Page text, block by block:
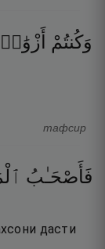
وَكُنتُمْ
тафсир
فَأَصْحَـٰبُ
дасти